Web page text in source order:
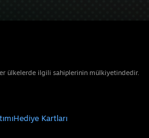
ülkelerde ilgili sahiplerinin mülkiyetindedir.
Hediye Kartları